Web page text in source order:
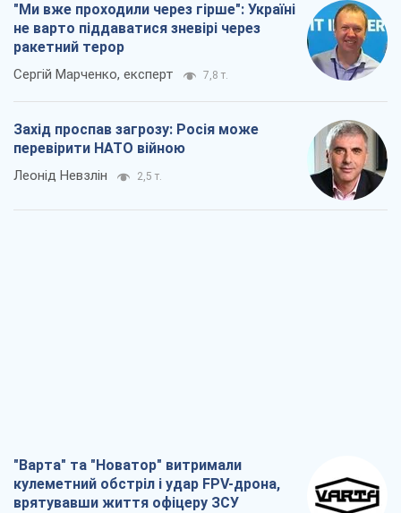
"Ми вже проходили через гірше": Україні
не варто піддаватися зневірі через
ракетний терор
Сергій Марченко, експерт 7,8 т.
Захід проспав загрозу: Росія може
перевірити НАТО війною
Леонід Невзлін 2,5 т.
"Варта" та "Новатор" витримали
кулеметний обстріл і удар FPV-дрона,
врятувавши життя офіцеру ЗСУ